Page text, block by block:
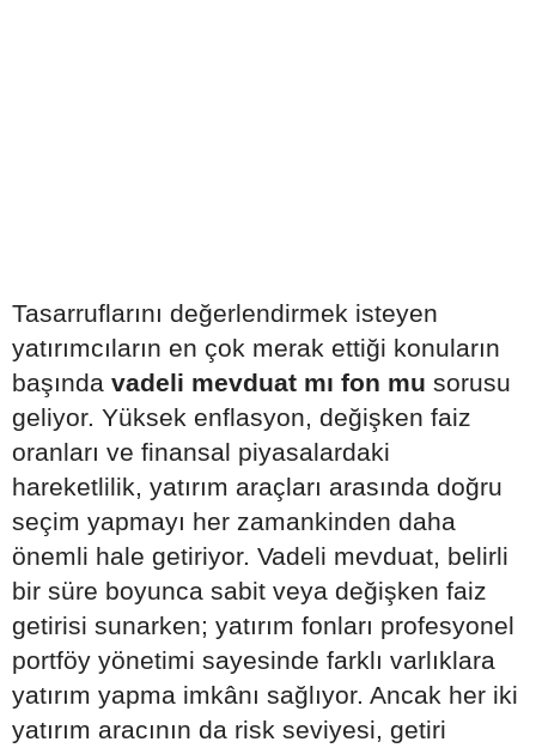
Tasarruflarını değerlendirmek isteyen
yatırımcıların en çok merak ettiği konuların
başında vadeli mevduat mı fon mu sorusu
geliyor. Yüksek enflasyon, değişken faiz
oranları ve finansal piyasalardaki
hareketlilik, yatırım araçları arasında doğru
seçim yapmayı her zamankinden daha
önemli hale getiriyor. Vadeli mevduat, belirli
bir süre boyunca sabit veya değişken faiz
getirisi sunarken; yatırım fonları profesyonel
portföy yönetimi sayesinde farklı varlıklara
yatırım yapma imkânı sağlıyor. Ancak her iki
yatırım aracının da risk seviyesi, getiri